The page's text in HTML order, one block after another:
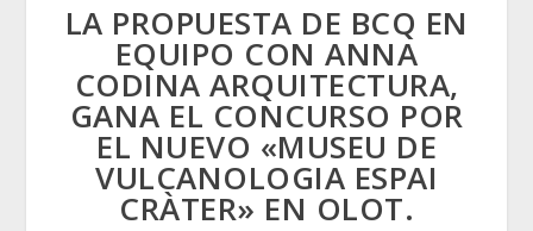
LA PROPUESTA DE BCQ EN
EQUIPO CON ANNA
CODINA ARQUITECTURA,
GANA EL CONCURSO POR
EL NUEVO «MUSEU DE
VULCANOLOGIA ESPAI
CRÀTER» EN OLOT.